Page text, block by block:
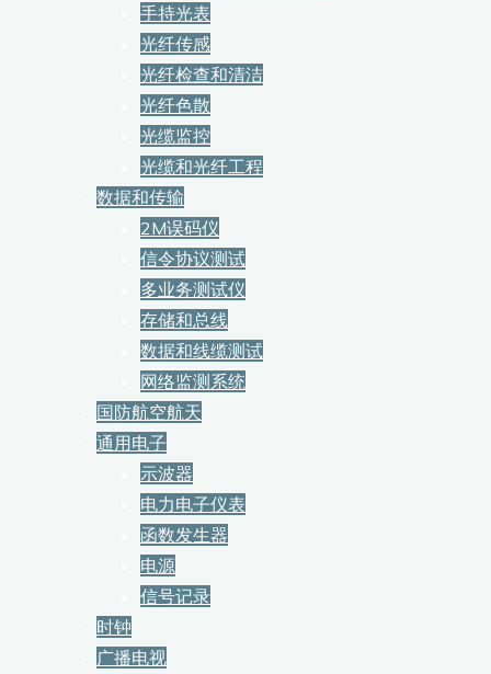
手持光表
光纤传感
光纤检查和清洁
光纤色散
光缆监控
光缆和光纤工程
数据和传输
2M误码仪
信令协议测试
多业务测试仪
存储和总线
数据和线缆测试
网络监测系统
国防航空航天
通用电子
示波器
电力电子仪表
函数发生器
电源
信号记录
时钟
广播电视